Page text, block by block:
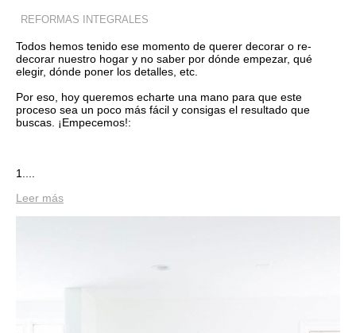
REFORMAS INTEGRALES
Todos hemos tenido ese momento de querer decorar o re-
decorar nuestro hogar y no saber por dónde empezar, qué
elegir, dónde poner los detalles, etc.
Por eso, hoy queremos echarte una mano para que este
proceso sea un poco más fácil y consigas el resultado que
buscas. ¡Empecemos!:
1....
Leer más